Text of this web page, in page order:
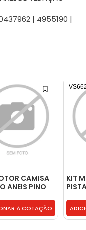
| 4955190 |
CAMISA
ANEIS PINO
À COTAÇÃO
KIT